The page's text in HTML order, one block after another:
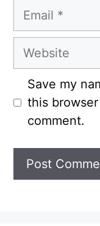
Email
Website
Save my
this
comment.